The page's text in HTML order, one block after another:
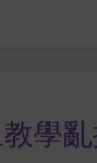
學